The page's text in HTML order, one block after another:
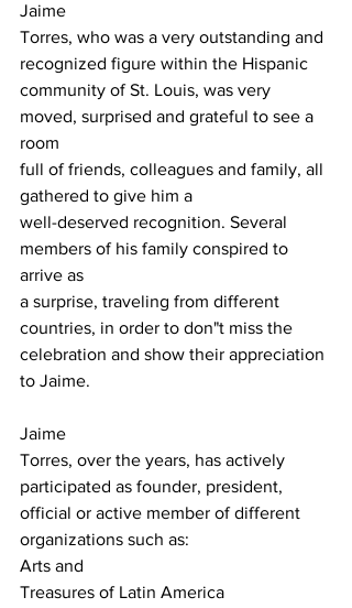
Jaime
Torres, who was a very outstanding and
recognized figure within the Hispanic
community of St. Louis, was very
moved, surprised and grateful to see a
room
full of friends, colleagues and family, all
gathered to give him a
well-deserved recognition. Several
members of his family conspired to
arrive as
a surprise, traveling from different
countries, in order to don"t miss the
celebration and show their appreciation
to Jaime.
Jaime
Torres, over the years, has actively
participated as founder, president,
official or active member of different
organizations such as:
Arts and
Treasures of Latin America